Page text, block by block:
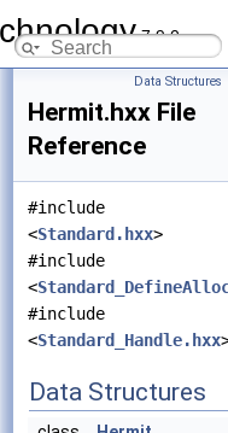
7.9.0
Data Structures
Hermit.hxx File
Reference
#include
<Standard.hxx>
#include
<
#include
<Standard_Handle.hxx
Data Structures